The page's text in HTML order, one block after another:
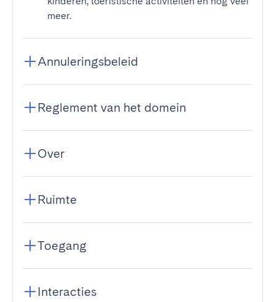
meer.
Annuleringsbeleid
Reglement van het domein
Over
Ruimte
Toegang
Interacties